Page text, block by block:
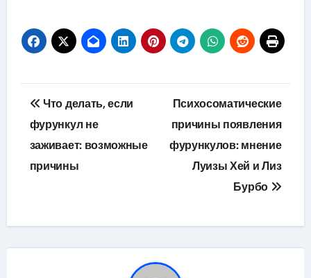
Навигация
по
записям
Что делать, если
фурункул не
заживает: возможные
причины
Психосоматические
причины появления
фурункулов: мнение
Луизы Хей и Лиз
Бурбо